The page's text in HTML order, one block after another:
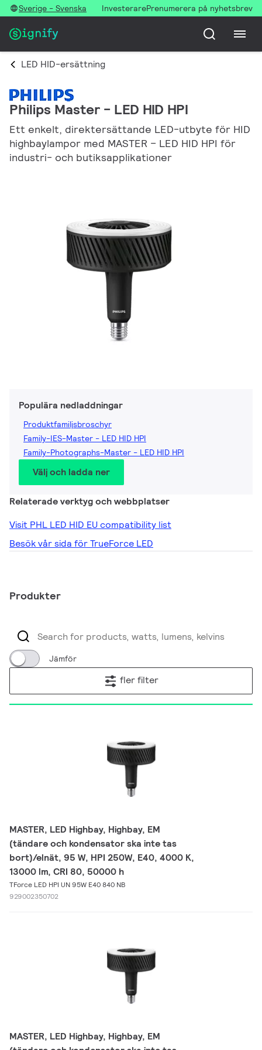
Sverige - Svenska InvesterarePrenumerera på nyhetsbrev
LED HID-ersättning
Philips Master - LED HID HPI
Ett enkelt, direktersättande LED-utbyte för HID
highbaylampor med MASTER – LED HID HPI för
industri- och butiksapplikationer
Populära nedladdningar
Produktfamiljsbroschyr
Family-IES-Master - LED HID HPI
Family-Photographs-Master - LED HID HPI
Välj och ladda ner
Relaterade verktyg och webbplatser
Visit PHL LED HID EU compatibility list
Besök vår sida för TrueForce LED
Produkter
Jämför
fler filter
MASTER, LED Highbay, Highbay, EM
(tändare och kondensator ska inte tas
bort)/elnät, 95 W, HPI 250W, E40, 4000 K,
13000 lm, CRI 80, 50000 h
TForce LED HPI UN 95W E40 840 NB
929002350702
MASTER, LED Highbay, Highbay, EM